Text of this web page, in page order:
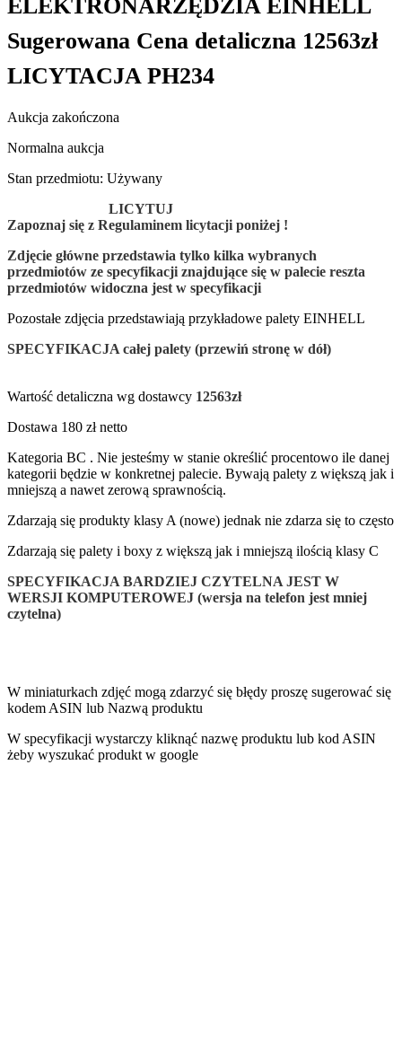
ELEKTRONARZĘDZIA EINHELL
Sugerowana Cena detaliczna 12563zł
LICYTACJA PH234
Aukcja zakończona
Normalna aukcja
Stan przedmiotu: Używany
LICYTUJ
Zapoznaj się z Regulaminem licytacji poniżej !
Zdjęcie główne przedstawia tylko kilka wybranych
przedmiotów ze specyfikacji znajdujące się w palecie reszta
przedmiotów widoczna jest w specyfikacji
Pozostałe zdjęcia przedstawiają przykładowe palety EINHELL
SPECYFIKACJA całej palety (przewiń stronę w dół)
Wartość detaliczna wg dostawcy 12563zł
Dostawa 180 zł netto
Kategoria BC . Nie jesteśmy w stanie określić procentowo ile danej
kategorii będzie w konkretnej palecie. Bywają palety z większą jak i
mniejszą a nawet zerową sprawnością.
Zdarzają się produkty klasy A (nowe) jednak nie zdarza się to często
Zdarzają się palety i boxy z większą jak i mniejszą ilością klasy C
SPECYFIKACJA BARDZIEJ CZYTELNA JEST W
WERSJI KOMPUTEROWEJ (wersja na telefon jest mniej
czytelna)
W miniaturkach zdjęć mogą zdarzyć się błędy proszę sugerować się
kodem ASIN lub Nazwą produktu
W specyfikacji wystarczy kliknąć nazwę produktu lub kod ASIN
żeby wyszukać produkt w google